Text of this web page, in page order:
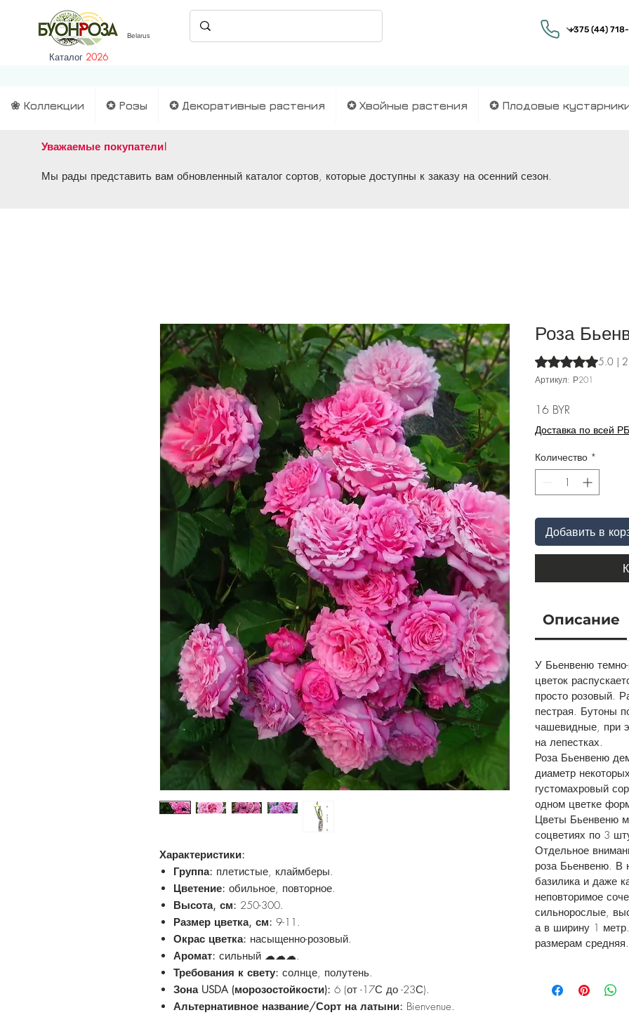
Belarus
Каталог 2026
❀ Коллекции ✪ Розы ✪ Декоративные растения ✪ Хвойные растения ✪ Плодовые
Уважаемые покупатели!
Мы рады представить вам обновленный каталог сортов, которые доступны к заказу на осенний сезон.
Характеристики:
Группа: плетистые, клаймберы.
Цветение: обильное, повторное.
Высота, см: 250-300.
Размер цветка, см: 9-11.
Окрас цветка: насыщенно-розовый.
Аромат: сильный ☁☁☁.
Требования к свету: солнце, полутень.
Зона USDA (морозостойкости): 6 (от -17С до -23С).
Альтернативное название/Сорт на латыни: Bienvenue.
Роза
Оценка 5.0 из5.0 | 2
Артикул: Р201
16 BYR
Доставка по всей РБ
Количество *
Добавить в
Описание
У Бьенвеню
цветок
просто розовый.
пестрая. Бутоны
чашевидные, при
на лепестках.
Роза Бьенвеню
диаметр
густомахровый
одном цветке
Цветы Бьенвеню
соцветиях по 3
Отдельное
роза Бьенвеню. В
базилика и даже
неповторимое
сильнорослые,
а в ширину 1
размерам средняя.